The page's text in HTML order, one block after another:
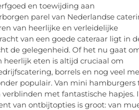
en toewijding aan
parel van Nederlandse
van heerlijke en verleidelijke
van een goede cateraar ligt in
de gelegenheid. Of het nu gaat
heerlijk eten is altijd cruciaal om
borrels en nog veel
populair. Van mini hamburgers
met fantastische hapjes.
van ontbijtopties is groot: van